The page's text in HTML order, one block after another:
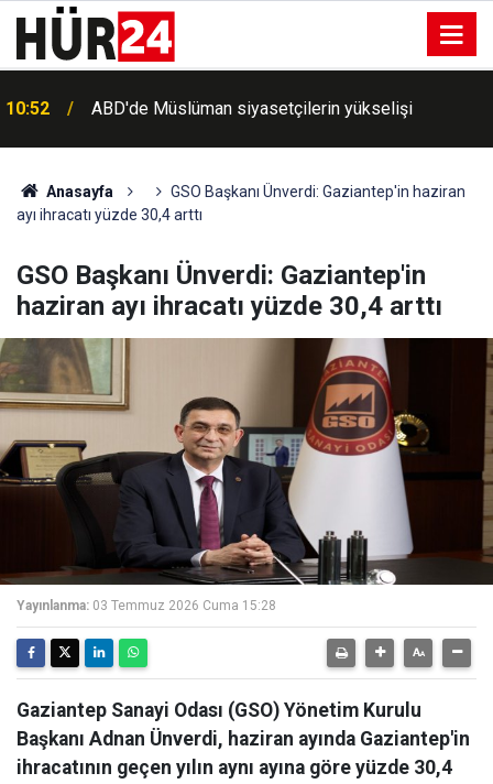
10:52 ABD'de Müslüman siyasetçilerin yükselişi
Anasayfa
GSO Başkanı Ünverdi: Gaziantep'in haziran
ayı ihracatı yüzde 30,4 arttı
GSO Başkanı Ünverdi: Gaziantep'in
haziran ayı ihracatı yüzde 30,4 arttı
Yayınlanma: 03 Temmuz 2026 Cuma 15:28
Gaziantep Sanayi Odası (GSO) Yönetim Kurulu
Başkanı Adnan Ünverdi, haziran ayında Gaziantep'in
ihracatının geçen yılın aynı ayına göre yüzde 30,4